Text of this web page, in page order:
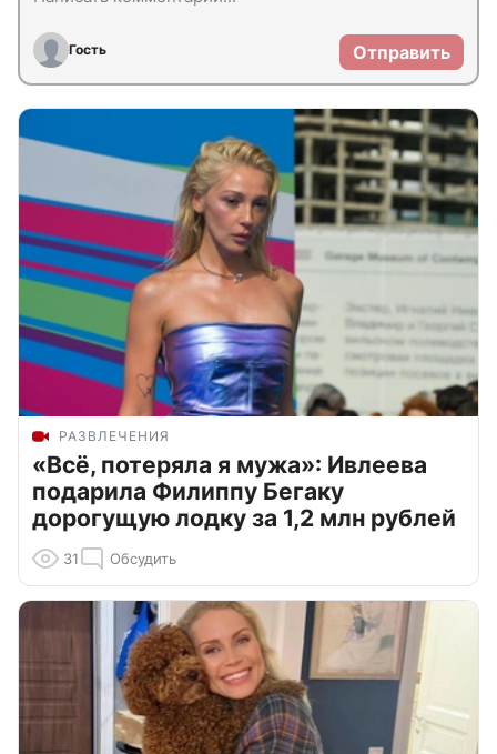
Гость Отправить
РАЗВЛЕЧЕНИЯ
«Всё, потеряла я мужа»: Ивлеева
подарила Филиппу Бегаку
дорогущую лодку за 1,2 млн рублей
31 Обсудить